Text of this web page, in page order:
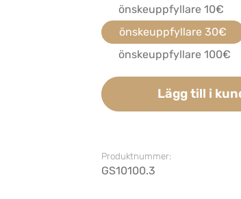
önskeuppfyllare 10€
önskeuppfyllare 30€
önskeuppfyllare 100€
Lägg till i
Produktnummer:
GS10100.3